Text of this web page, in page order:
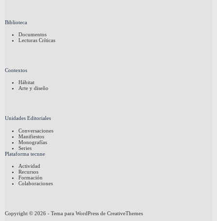
Biblioteca
Documentos
Lecturas Críticas
Contextos
Hábitat
Arte y diseño
Unidades Editoriales
Conversaciones
Manifiestos
Monografías
Series
Plataforma tecnne
Actividad
Recursos
Formación
Colaboraciones
Copyright © 2026 - Tema para WordPress de CreativeThemes